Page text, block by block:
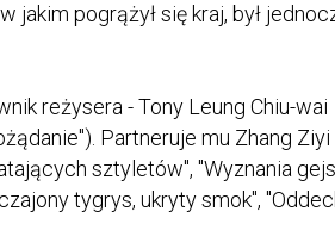
jakim pogrążył się kraj, był
reżysera - Tony Leung Chiu-wai
Partneruje mu Zhang Ziyi
sztyletów", "Wyznania
tygrys, ukryty smok",